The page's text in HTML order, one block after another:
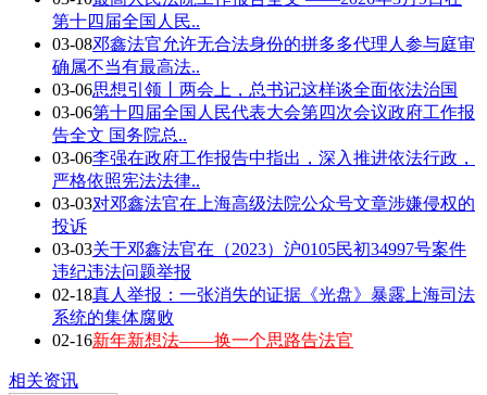
第十四届全国人民..
03-08邓鑫法官允许无合法身份的拼多多代理人参与庭审
确属不当有最高法..
03-06思想引领丨两会上，总书记这样谈全面依法治国
03-06第十四届全国人民代表大会第四次会议政府工作报
告全文 国务院总..
03-06李强在政府工作报告中指出，深入推进依法行政，
严格依照宪法法律..
03-03对邓鑫法官在上海高级法院公众号文章涉嫌侵权的
投诉
03-03关于邓鑫法官在（2023）沪0105民初34997号案件
违纪违法问题举报
02-18真人举报：一张消失的证据《光盘》暴露上海司法
系统的集体腐败
02-16新年新想法——换一个思路告法官
相关资讯